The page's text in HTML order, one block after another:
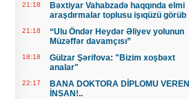
21:18
Bəxtiyar Vahabzadə haqqında elmi
araşdırmalar toplusu işıqüzü görüb
21:18
“Ulu Öndər Heydər Əliyev yolunun
Müzəffər davamçısı”
18:18
Gülzar Şərifova: "Bizim xoşbəxt
analar"
22:17
BANA DOKTORA DİPLOMU VEREN
İNSAN!..